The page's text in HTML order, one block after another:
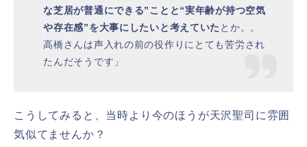
な芝居が普通にできる”ことと“実年齢が持つ空気
や存在感”を大事にしたいと考えていた とか。。
高橋さんは声入れの前の役作りにとても苦労され
たんだそうです」
こうしてみると、当時より今のほうが天沢聖司に雰囲
気似てませんか？